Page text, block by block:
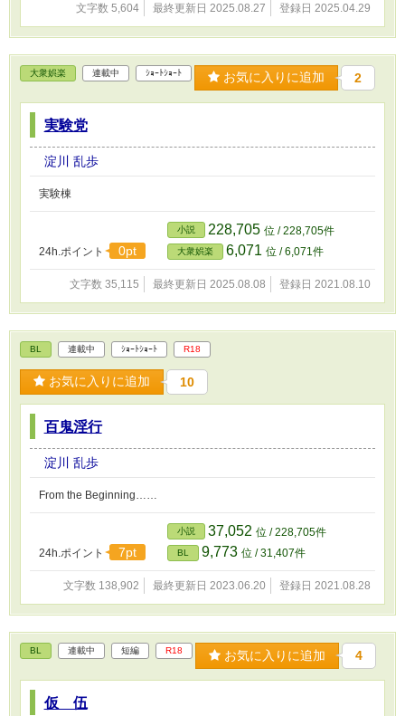
文字数 5,604 最終更新日 2025.08.27 登録日 2025.04.29
大衆娯楽 連載中 ｼｮｰﾄｼｮｰﾄ お気に入りに追加 2
実験党
淀川 乱歩
実験棟
24h.ポイント 0pt
小説 228,705 位 / 228,705件
大衆娯楽 6,071 位 / 6,071件
文字数 35,115 最終更新日 2025.08.08 登録日 2021.08.10
BL 連載中 ｼｮｰﾄｼｮｰﾄ R18
お気に入りに追加 10
百鬼淫行
淀川 乱歩
From the Beginning……
24h.ポイント 7pt
小説 37,052 位 / 228,705件
BL 9,773 位 / 31,407件
文字数 138,902 最終更新日 2023.06.20 登録日 2021.08.28
BL 連載中 短編 R18 お気に入りに追加 4
仮 伍